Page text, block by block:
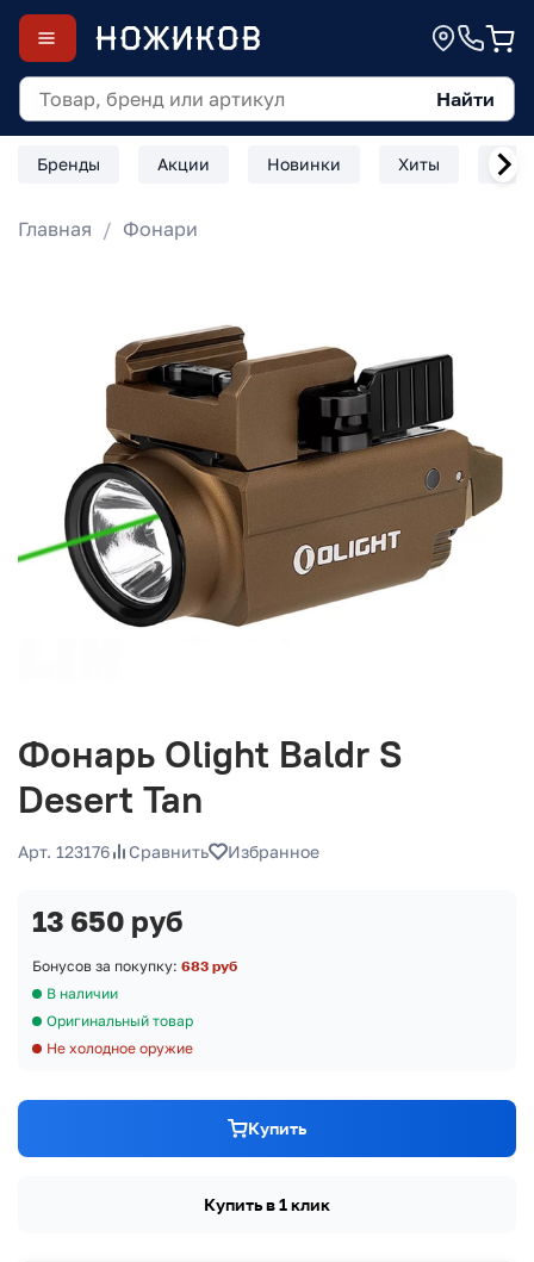
Найти
Бренды Акции Новинки Хиты
Главная Фонари
Фонарь Olight Baldr S
Desert Tan
Арт. 123176 Сравнить Избранное
13 650 руб
Бонусов за покупку: 683 руб
В наличии
Оригинальный товар
Не холодное оружие
Купить
Купить в 1 клик